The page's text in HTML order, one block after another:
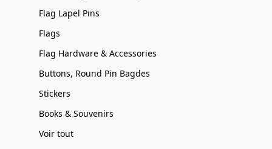
Flag Lapel Pins
Flags
Flag Hardware & Accessories
Buttons, Round Pin Bagdes
Stickers
Books & Souvenirs
Voir tout